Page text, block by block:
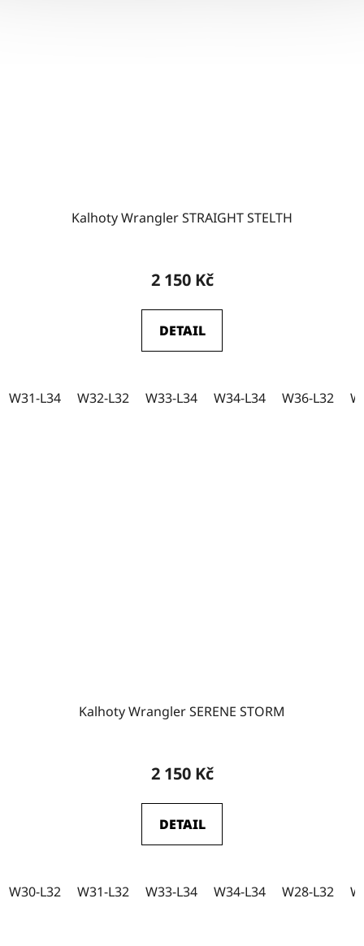
Kalhoty Wrangler STRAIGHT STELTH
2 150 Kč
DETAIL
W31-L34 W32-L32 W33-L34 W34-L34 W36-L32
Kalhoty Wrangler SERENE STORM
2 150 Kč
DETAIL
W30-L32 W31-L32 W33-L34 W34-L34 W28-L32